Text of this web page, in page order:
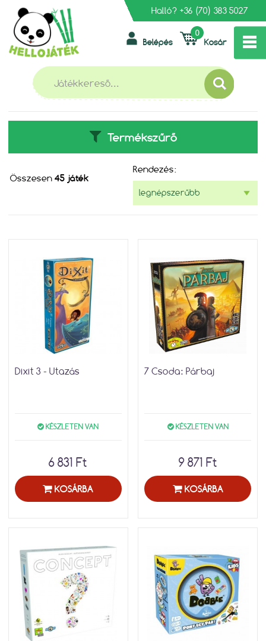
Halló? +36 (70) 383 5027
Kosár
0
Belépés
ASMODEE
Termékszűrő
Összesen 45 játék
Rendezés:
Dixit 3 - Utazás
KÉSZLETEN VAN
6 831 Ft
KOSÁRBA
7 Csoda: Párbaj
KÉSZLETEN VAN
9 871 Ft
KOSÁRBA